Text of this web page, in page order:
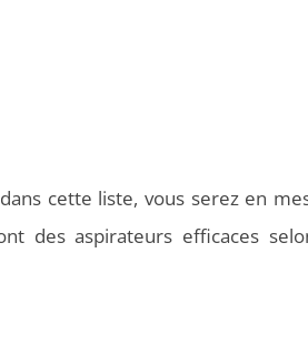
cette liste, vous serez en
des aspirateurs efficaces